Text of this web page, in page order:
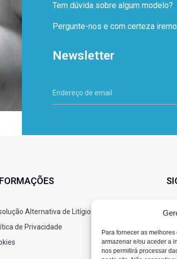
Para fornecer as
armazenar e/ou aceder a
nos permitirá processar
Tem dúvida sobre algum modelo?
Pergunte-nos e com certeza
Newsletter
Alternativa de Litígios
de Privacidade